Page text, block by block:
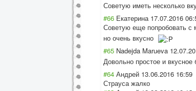
Советую иметь несколько
#66 Екатерина 17.07.2016
Советую еще попробовать с
но очень вкусно
#65 Nadejda Marueva
Довольно простое и
#64 Андрей 13.06.2016 16:59
Страуса жалко